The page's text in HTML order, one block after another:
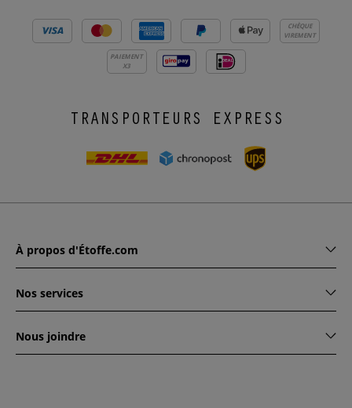
CHÈQUE
VIREMENT
PAIEMENT
X3
TRANSPORTEURS EXPRESS
À propos d'Étoffe.com
Nos services
Nous joindre